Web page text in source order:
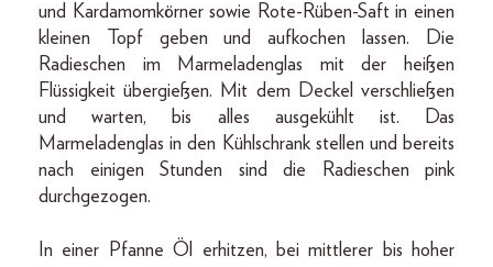
und Kardamomkörner sowie Rote-Rüben-Saft in einen
kleinen Topf geben und aufkochen lassen. Die
Radieschen im Marmeladenglas mit der heißen
Flüssigkeit übergießen. Mit dem Deckel verschließen
und warten, bis alles ausgekühlt ist. Das
Marmeladenglas in den Kühlschrank stellen und bereits
nach einigen Stunden sind die Radieschen pink
durchgezogen.
In einer Pfanne Öl erhitzen, bei mittlerer bis hoher